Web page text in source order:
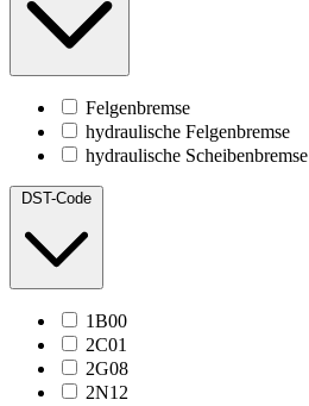
Felgenbremse
hydraulische Felgenbremse
hydraulische Scheibenbremse
DST-Code
1B00
2C01
2G08
2N12